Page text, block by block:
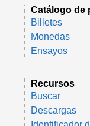
Catálogo de
Billetes
Monedas
Ensayos
Recursos
Buscar
Descargas